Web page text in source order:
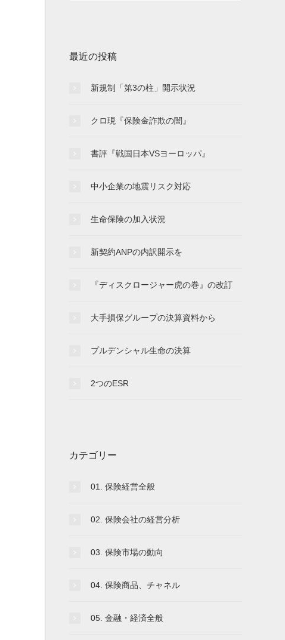
最近の投稿
新規制「第3の柱」開示状況
クロ現『保険金詐欺の闇』
書評『戦国日本VSヨーロッパ』
中小企業の地震リスク対応
生命保険の加入状況
新契約ANPの内訳開示を
『ディスクロージャー虎の巻』の改訂
大手損保グループの決算資料から
プルデンシャル生命の決算
2つのESR
カテゴリー
01. 保険経営全般
02. 保険会社の経営分析
03. 保険市場の動向
04. 保険商品、チャネル
05. 金融・経済全般